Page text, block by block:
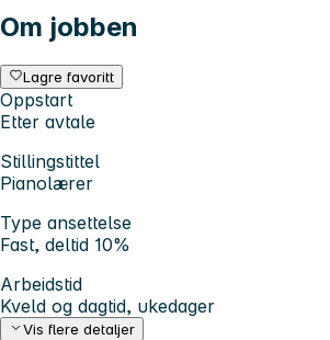
Om jobben
Lagre favoritt
Oppstart
Etter avtale
Stillingstittel
Pianolærer
Type ansettelse
Fast, deltid 10%
Arbeidstid
Kveld og dagtid, ukedager
Vis flere detaljer